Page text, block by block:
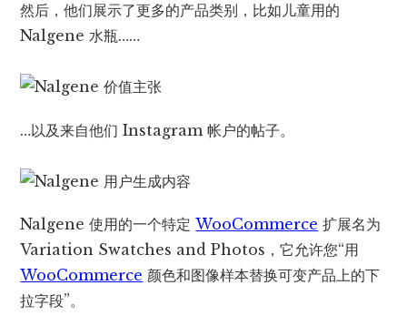
然后，他们展示了更多的产品类别，比如儿童用的
Nalgene 水瓶……
…以及来自他们 Instagram 帐户的帖子。
Nalgene 使用的一个特定WooCommerce 扩展名为
Variation Swatches and Photos，它允许您“用
WooCommerce 颜色和图像样本替换可变产品上的下
拉字段”。